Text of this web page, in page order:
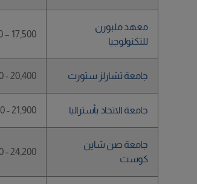
معهد ملبورن
للتكنولوجيا
17,500 – 23,340 دولار أسترالي
جامعة تشارلز ستورت 20,400 - 60,800 دولار أسترالي
جامعة الاتحاد بأستراليا 21,900 - 32,700 دولار أسترالي
جامعة صن شاين
كوست
24,200 - 29,600 دولار أسترالي